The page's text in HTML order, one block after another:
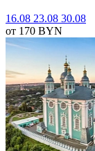
16.08 23.08 30.08
от 170 BYN